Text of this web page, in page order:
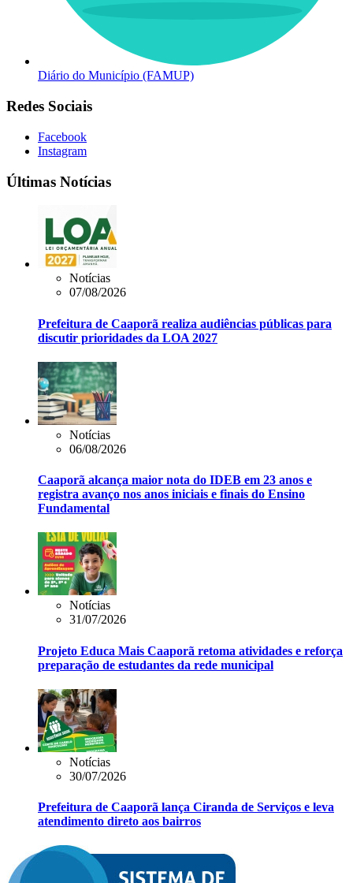
Diário do Município (FAMUP)
Redes Sociais
Facebook
Instagram
Últimas Notícias
Notícias
07/08/2026
Prefeitura de Caaporã realiza audiências públicas para
discutir prioridades da LOA 2027
Notícias
06/08/2026
Caaporã alcança maior nota do IDEB em 23 anos e
registra avanço nos anos iniciais e finais do Ensino
Fundamental
Notícias
31/07/2026
Projeto Educa Mais Caaporã retoma atividades e reforça
preparação de estudantes da rede municipal
Notícias
30/07/2026
Prefeitura de Caaporã lança Ciranda de Serviços e leva
atendimento direto aos bairros